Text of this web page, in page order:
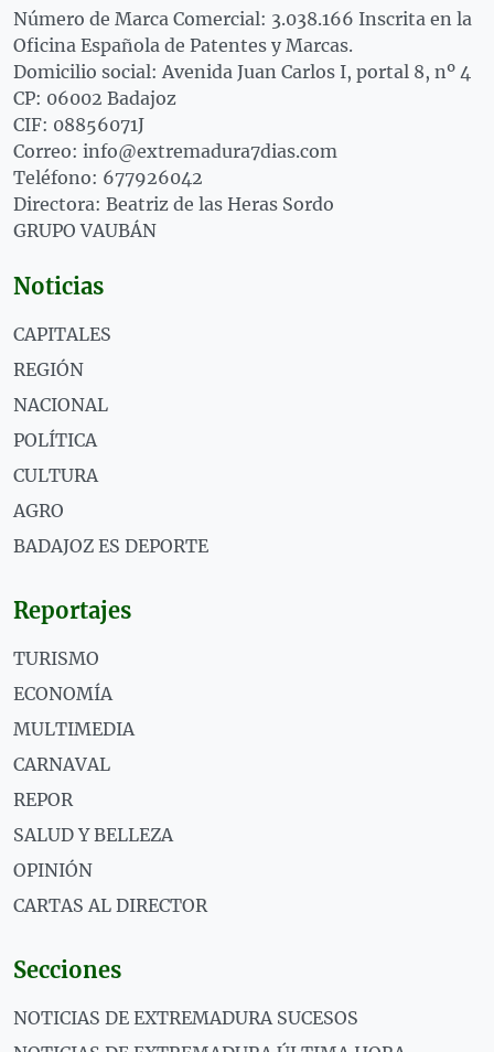
Número de Marca Comercial: 3.038.166 Inscrita en la
Oficina Española de Patentes y Marcas.
Domicilio social: Avenida Juan Carlos I, portal 8, nº 4
CP: 06002 Badajoz
CIF: 08856071J
Correo: info@extremadura7dias.com
Teléfono: 677926042
Directora: Beatriz de las Heras Sordo
GRUPO VAUBÁN
Noticias
CAPITALES
REGIÓN
NACIONAL
POLÍTICA
CULTURA
AGRO
BADAJOZ ES DEPORTE
Reportajes
TURISMO
ECONOMÍA
MULTIMEDIA
CARNAVAL
REPOR
SALUD Y BELLEZA
OPINIÓN
CARTAS AL DIRECTOR
Secciones
NOTICIAS DE EXTREMADURA SUCESOS